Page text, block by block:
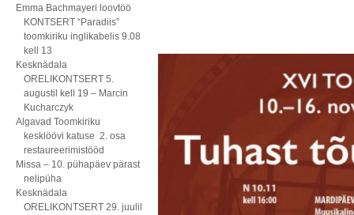
Emma Bachmayeri loovtöö
KONTSERT “Paradiis”
toomkiriku inglikabelis 9.08
kell 13
Kesknädala
ORELIKONTSERT 5.
augustil kell 19 – Marcin
Kucharczyk
Algavad Toomkiriku
kesklöövi katuse 2. osa
restaureerimistööd
Missa – 10. pühapäev pärast
nelipüha
Kesknädala
ORELIKONTSERT 29. juulil